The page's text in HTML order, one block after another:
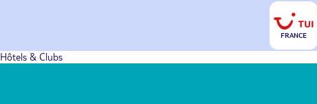
FRANCE
Hôtels & Clubs